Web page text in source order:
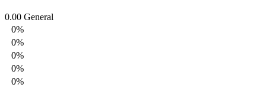
0.00 General
0%
0%
0%
0%
0%